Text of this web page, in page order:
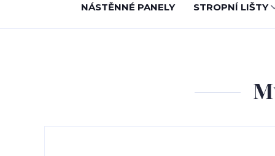
NÁSTĚNNÉ PANELY STROPNÍ LIŠTY